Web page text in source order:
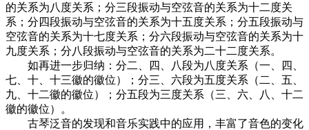
的关系为八度关系；分三段振动与空弦音的关系为十二度关
系；分四段振动与空弦音的关系为十五度关系；分五段振动与
空弦音的关系为十七度关系；分六段振动与空弦音的关系为十
九度关系；分八段振动与空弦音的关系为二十二度关系。
如再进一步归纳：分二、四、八段为八度关系（一、四、
七、十、十三徽的徽位）；分三、六段为五度关系（二、五、
九、十二徽的徽位）；分五段为三度关系（三、六、八、十二
徽的徽位）。
古琴泛音的发现和音乐实践中的应用，丰富了音色的变化